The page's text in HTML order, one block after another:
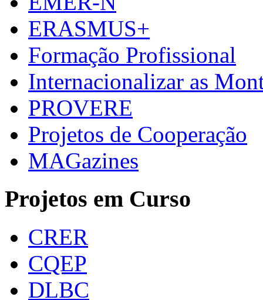
ERASMUS+
Formação Profissional
Internacionalizar as
PROVERE
Projetos de Cooperação
MAGazines
Projetos em Curso
CRER
CQEP
DLBC